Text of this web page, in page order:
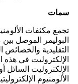
سمات
تجمع مكثفات
البوليمر الموصل بين
التقليدية والخصائص
الإلكتروليت في
الإلكتروليت السائل
الألومنيوم